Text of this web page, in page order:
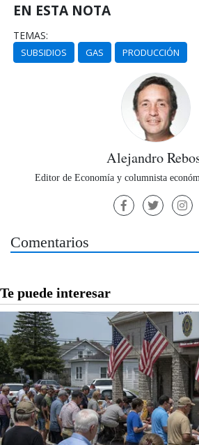
EN ESTA NOTA
TEMAS:
SUBSIDIOS GAS PRODUCCIÓN
Alejandro
Editor de Economía y columnista
Comentarios